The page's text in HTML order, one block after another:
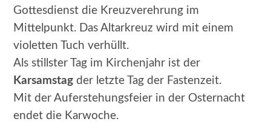
Gottesdienst die Kreuzverehrung im
Mittelpunkt. Das Altarkreuz wird mit einem
violetten Tuch verhüllt.
Als stillster Tag im Kirchenjahr ist der
Karsamstag der letzte Tag der Fastenzeit.
Mit der Auferstehungsfeier in der Osternacht
endet die Karwoche.